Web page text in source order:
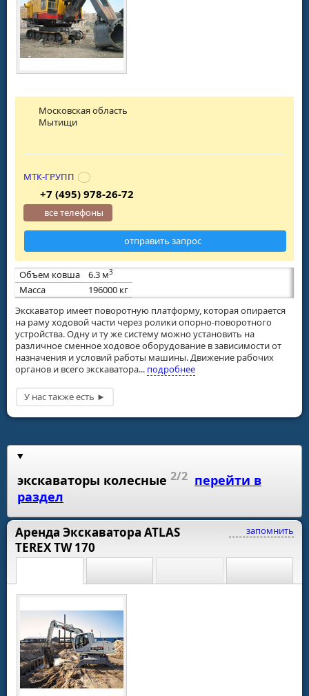
Объем ковша 6.3 м3
Масса
196000 кг
Экскаватор имеет поворотную платформу, которая опирается
на раму ходовой части через ролики опорно-поворотного
устройства. Одну и ту же систему можно установить на
различное сменное ходовое оборудование в зависимости от
назначения и условий работы машины. Движение рабочих
органов и всего экскаватора... подробнее
Московская область
Мытищи
МТК-ГРУПП
+7 (495) 978-26-72
все телефоны
отправить запрос
экскаваторы колесные 2/2 перейти в
раздел
запомнить
Аренда Экскаватора ATLAS
TEREX TW 170